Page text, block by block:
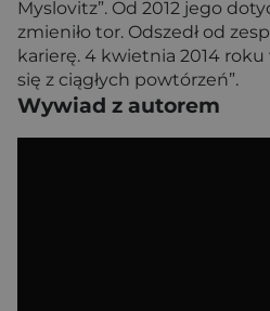
Myslovitz”. Od 2012 jego
zmieniło tor. Odszedł od
karierę. 4 kwietnia 2014 roku
się z ciągłych powtórzeń”.
Wywiad z autorem